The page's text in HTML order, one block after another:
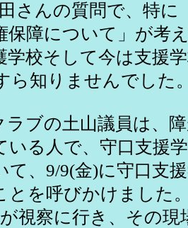
さんの質問で、特に
保障について」が考
学校そして今は支援
ら知りませんでした
ブの土山議員は、
いる人で、守口支援
て、9/9(金)に守口支
とを呼びかけました
視察に行き、その現